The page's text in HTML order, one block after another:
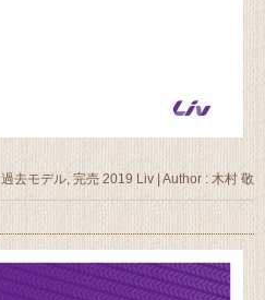
過去モデル, 完売 2019 Liv | Author : 木村 敬